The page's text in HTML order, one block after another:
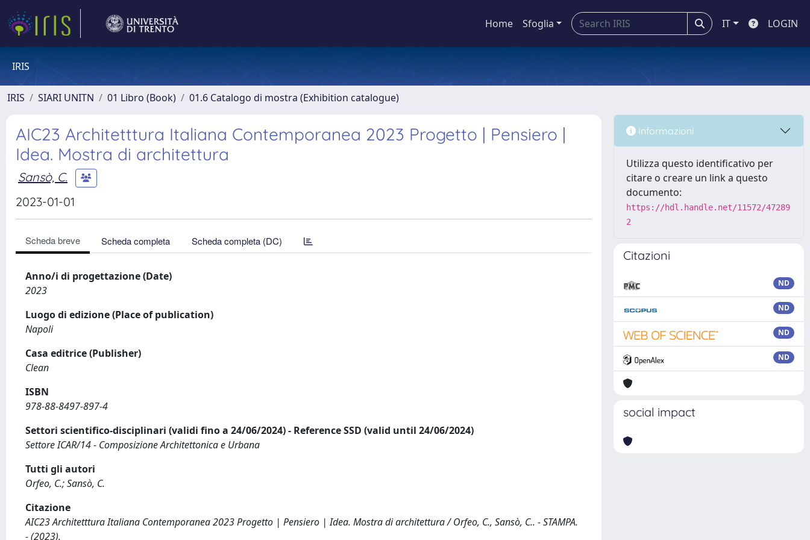
Home Sfoglia IT LOGIN
IRIS
IRIS SIARI UNITN 01 Libro (Book) 01.6 Catalogo di mostra (Exhibition catalogue)
AIC23 Architetttura Italiana Contemporanea 2023 Progetto | Pensiero |
Idea. Mostra di architettura
Sansò, C.
2023-01-01
Scheda breve Scheda completa Scheda completa (DC)
Anno/i di progettazione (Date)
2023
Luogo di edizione (Place of publication)
Napoli
Casa editrice (Publisher)
Clean
ISBN
978-88-8497-897-4
Settori scientifico-disciplinari (validi fino a 24/06/2024) - Reference SSD (valid until 24/06/2024)
Settore ICAR/14 - Composizione Architettonica e Urbana
Tutti gli autori
Orfeo, C.; Sansò, C.
Citazione
AIC23 Architetttura Italiana Contemporanea 2023 Progetto | Pensiero | Idea. Mostra di architettura / Orfeo, C., Sansò, C.. - STAMPA.
- (2023).
Informazioni
Utilizza questo identificativo per
citare o creare un link a questo
documento:
https://hdl.handle.net/11572/47289
2
Citazioni
ND
ND
ND
ND
social impact